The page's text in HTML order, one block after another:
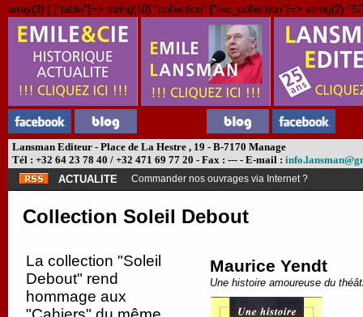
array(3) { ["table"]=> string(10) "collection" ["rec_collection"]=> string(2)
Lansman Editeur - Place de La Hestre , 19 - B-7170 Manage
Tél : +32 64 23 78 40 / +32 471 69 77 20 - Fax : --- - E-mail :
ACTUALITE
Commander nos ouvrages via Internet ?
Collection Soleil Debout
La collection "Soleil
Debout" rend
hommage aux
Maurice Yendt
Une histoire amoureuse du